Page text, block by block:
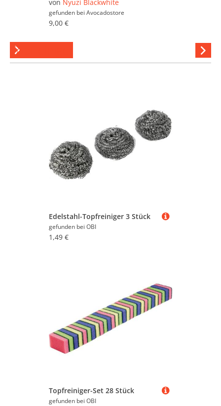
von Nyuzi Blackwhite
gefunden bei Avocadostore
9,00 €
Topfreiniger
Edelstahl-Topfreiniger 3 Stück
gefunden bei OBI
1,49 €
Topfreiniger-Set 28 Stück
gefunden bei OBI